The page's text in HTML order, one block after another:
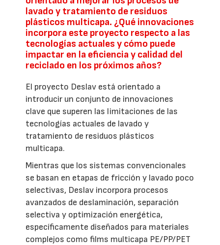
lavado y tratamiento de residuos
plásticos multicapa. ¿Qué innovaciones
incorpora este proyecto respecto a las
tecnologías actuales y cómo puede
impactar en la eficiencia y calidad del
reciclado en los próximos años?
El proyecto Deslav está orientado a
introducir un conjunto de innovaciones
clave que superen las limitaciones de las
tecnologías actuales de lavado y
tratamiento de residuos plásticos
multicapa.
Mientras que los sistemas convencionales
se basan en etapas de fricción y lavado poco
selectivas, Deslav incorpora procesos
avanzados de deslaminación, separación
selectiva y optimización energética,
específicamente diseñados para materiales
complejos como films multicapa PE/PP/PET